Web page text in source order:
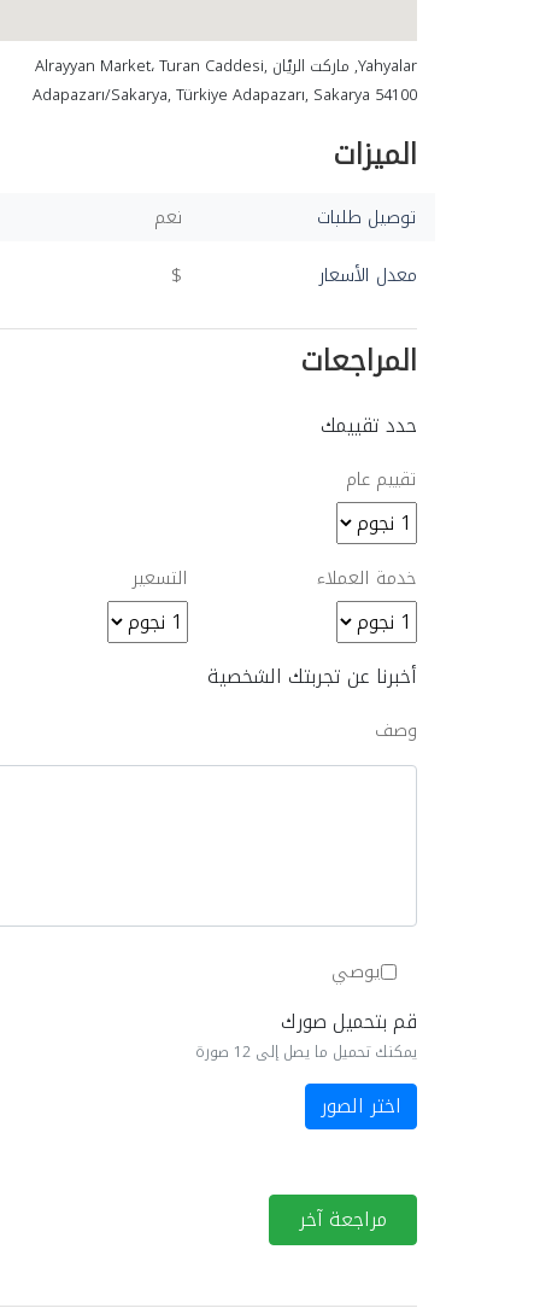
Yahyalar, ماركت الريّان Alrayyan Market، Turan Caddesi,
Adapazarı/Sakarya, Türkiye Adapazarı, Sakarya 54100
الميزات
توصيل طلبات
نعم
معدل الأسعار
$
المراجعات
حدد تقييمك
تقييم عام
خدمة العملاء التسعير
أخبرنا عن تجربتك الشخصية
وصف
يوصي
قم بتحميل صورك
يمكنك تحميل ما يصل إلى 12 صورة
اختر الصور
مراجعة آخر